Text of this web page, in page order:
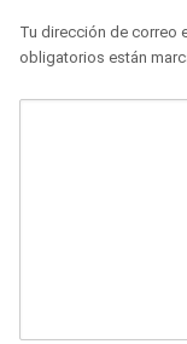
Tu dirección de correo
obligatorios están